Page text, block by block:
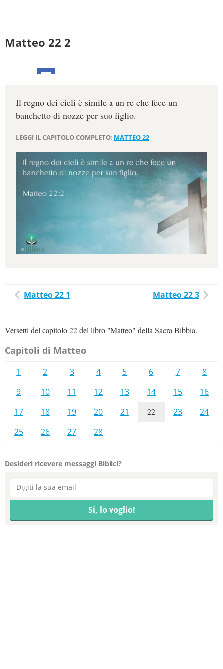
Matteo 22 2
Il regno dei cieli è simile a un re che fece un
banchetto di nozze per suo figlio.
LEGGI IL CAPITOLO COMPLETO: MATTEO 22
Matteo 22 1 Matteo 22 3
Versetti del capitolo 22 del libro "Matteo" della Sacra Bibbia.
Capitoli di Matteo
1 2 3 4 5 6 7
8
9
10 11 12 13 14 15
16
17
18 19 20 21 22 23
24
25
26 27 28
Desideri ricevere messaggi Biblici?